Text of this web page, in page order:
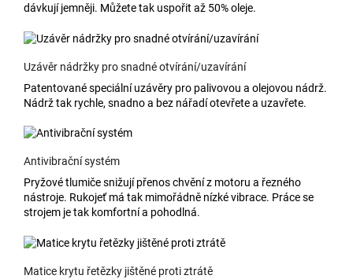
dávkují jemněji. Můžete tak uspořit až 50% oleje.
Uzávěr nádržky pro snadné otvírání/uzavírání
Patentované speciální uzávěry pro palivovou a olejovou nádrž.
Nádrž tak rychle, snadno a bez nářadí otevřete a uzavřete.
Antivibrační systém
Pryžové tlumiče snižují přenos chvění z motoru a řezného
nástroje. Rukojeť má tak mimořádně nízké vibrace. Práce se
strojem je tak komfortní a pohodlná.
Matice krytu řetězky jištěné proti ztrátě